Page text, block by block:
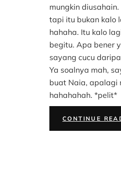
mungkin
tapi itu bukan kalo
hahaha. Itu kalo
begitu. Apa bener
sayang cucu
Ya soalnya mah,
buat Naia, apalagi
hahahahah. *pelit*
CONTINUE